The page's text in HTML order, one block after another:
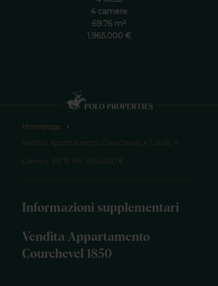
4 camere
69.76 m²
1.965.000 €
Homepage
Vendita Appartamento Courchevel, 4 Locali, 4
Camere, 69.76 M², 1.965.000 €
Informazioni supplementari
Vendita Appartamento
Courchevel 1850